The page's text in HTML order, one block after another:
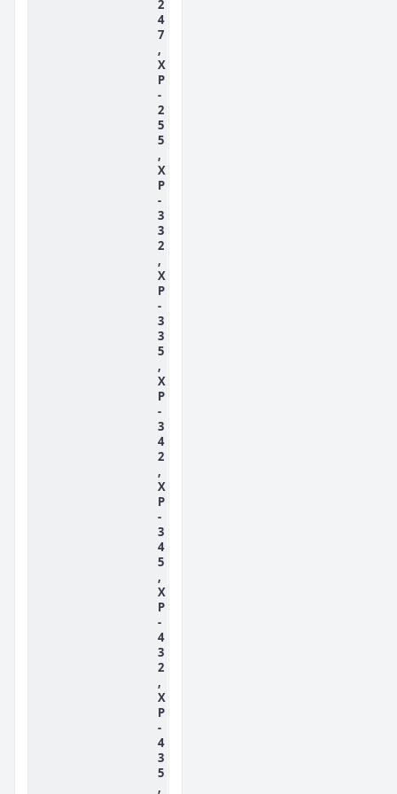
2
4
7
,
X
P
-
2
5
5
,
X
P
-
3
3
2
,
X
P
-
3
3
5
,
X
P
-
3
4
2
,
X
P
-
3
4
5
,
X
P
-
4
3
2
,
X
P
-
4
3
5
,